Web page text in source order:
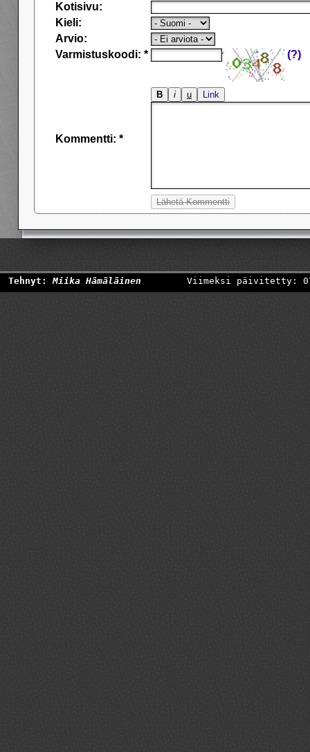
Kotisivu:
Kieli:
Arvio:
Varmistuskoodi: *
(?)
Kommentti: *
Tehnyt:Miika Hämäläinen Viimeksi päivitetty: